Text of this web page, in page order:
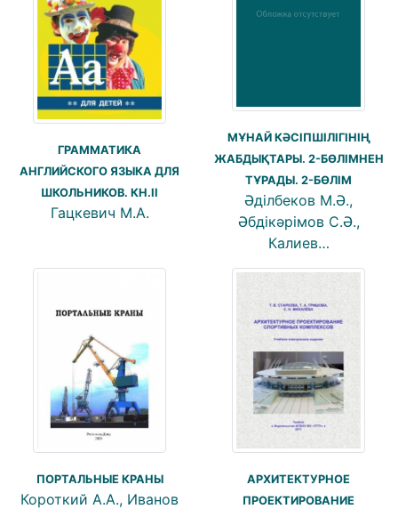
ГРАММАТИКА
АНГЛИЙСКОГО ЯЗЫКА ДЛЯ
ШКОЛЬНИКОВ. КН.II
Гацкевич М.А.
МҰНАЙ КӘСІПШІЛІГІНІҢ
ЖАБДЫҚТАРЫ. 2-БӨЛІМНЕН
ТҰРАДЫ. 2-БӨЛІМ
Әділбеков М.Ә.,
Әбдікәрімов С.Ә.,
Калиев…
ПОРТАЛЬНЫЕ КРАНЫ
Короткий А.А., Иванов
АРХИТЕКТУРНОЕ
ПРОЕКТИРОВАНИЕ